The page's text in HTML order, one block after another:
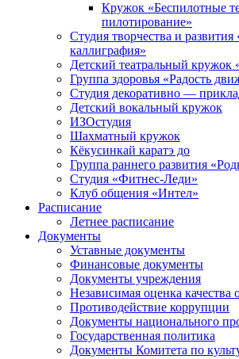
Кружок «Беспилотные
пилотирование»
Студия творчества и развития
каллиграфия»
Детский театральный кружок
Группа здоровья «Радость
Студия декоративно —
Детский вокальный кружок
ИЗОстудия
Шахматный кружок
Кёкусинкай каратэ до
Группа раннего развития
Cтудия «Фитнес-Леди»
Клуб общения «Интел»
Расписание
Летнее расписание
Документы
Уставные документы
Финансовые документы
Документы учреждения
Независимая оценка качества
Противодействие коррупции
Документы национального
Государственная политика
Документы Комитета по